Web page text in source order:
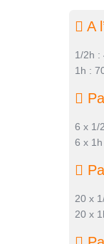
A
1/2h :
1h :
6 x 1/
6 x
20 x
20 x